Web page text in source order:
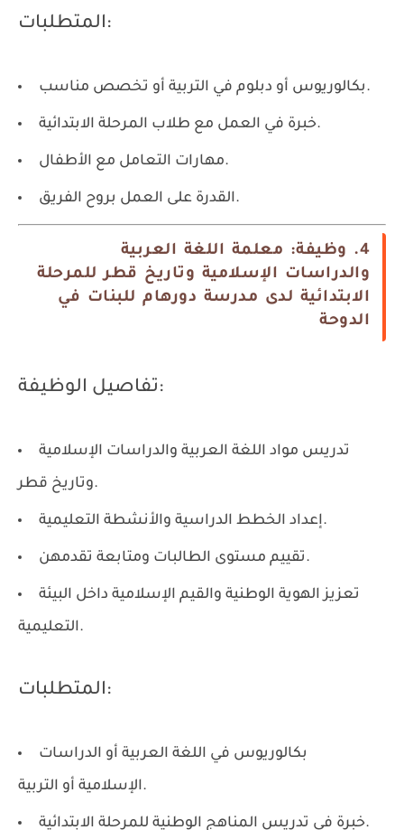
المتطلبات:
بكالوريوس أو دبلوم في التربية أو تخصص مناسب.
خبرة في العمل مع طلاب المرحلة الابتدائية.
مهارات التعامل مع الأطفال.
القدرة على العمل بروح الفريق.
4. وظيفة: معلمة اللغة العربية
والدراسات الإسلامية وتاريخ قطر للمرحلة
الابتدائية لدى مدرسة دورهام للبنات في
الدوحة
تفاصيل الوظيفة:
تدريس مواد اللغة العربية والدراسات الإسلامية
وتاريخ قطر.
إعداد الخطط الدراسية والأنشطة التعليمية.
تقييم مستوى الطالبات ومتابعة تقدمهن.
تعزيز الهوية الوطنية والقيم الإسلامية داخل البيئة
التعليمية.
المتطلبات:
بكالوريوس في اللغة العربية أو الدراسات
الإسلامية أو التربية.
خبرة في تدريس المناهج الوطنية للمرحلة الابتدائية.